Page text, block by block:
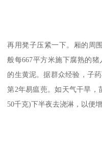
再用凳子压紧一下。厢的周
般每667平方米施下腐熟的
的生黄泥。据群众经验，子
第2年易瘟蔸。如天气干旱，
50千克)下半夜去浇淋，以便